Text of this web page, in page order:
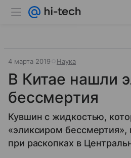
4 марта 2019 Наука
В Китае нашли
бессмертия
Кувшин с жидкостью,
«эликсиром бессмертия»,
при раскопках в